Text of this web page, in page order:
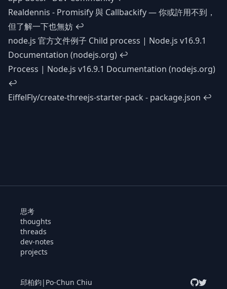
Realdennis - Promisify 與 Callbackify — 你或許用不到，
但了解一下也無妨 ↩
node.js 官方文件例子 Child process | Node.js v16.9.1
Documentation (nodejs.org) ↩
Process | Node.js v16.9.1 Documentation (nodejs.org)
↩
EiffelFly/create-threejs-starter-pack - package.json ↩
思考
thoughts
threads
dev-notes
projects
邱柏鈞| Po-Chun Chiu